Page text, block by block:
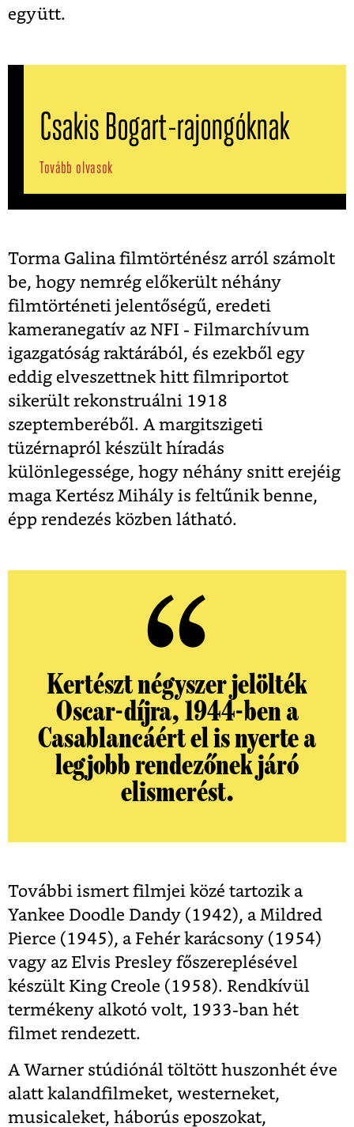
együtt.
Csakis Bogart-rajongóknak
Tovább olvasok
Torma Galina filmtörténész arról számolt
be, hogy nemrég előkerült néhány
filmtörténeti jelentőségű, eredeti
kameranegatív az NFI - Filmarchívum
igazgatóság raktárából, és ezekből egy
eddig elveszettnek hitt filmriportot
sikerült rekonstruálni 1918
szeptemberéből. A margitszigeti
tüzérnapról készült híradás
különlegessége, hogy néhány snitt erejéig
maga Kertész Mihály is feltűnik benne,
épp rendezés közben látható.
Kertészt négyszer jelölték
Oscar-díjra, 1944-ben a
Casablancáért el is nyerte a
legjobb rendezőnek járó
elismerést.
További ismert filmjei közé tartozik a
Yankee Doodle Dandy (1942), a Mildred
Pierce (1945), a Fehér karácsony (1954)
vagy az Elvis Presley főszereplésével
készült King Creole (1958). Rendkívül
termékeny alkotó volt, 1933-ban hét
filmet rendezett.
A Warner stúdiónál töltött huszonhét éve
alatt kalandfilmeket, westerneket,
musicaleket, háborús eposzokat,